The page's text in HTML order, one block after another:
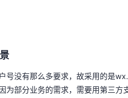
号没有那么多要求，故采用的是
为部分业务的需求，需要用第三方